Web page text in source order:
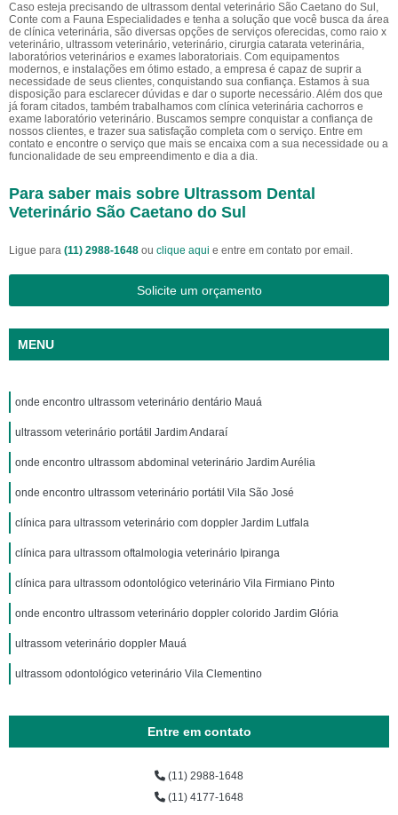
Caso esteja precisando de ultrassom dental veterinário São Caetano do Sul,
Conte com a Fauna Especialidades e tenha a solução que você busca da área
de clínica veterinária, são diversas opções de serviços oferecidas, como raio x
veterinário, ultrassom veterinário, veterinário, cirurgia catarata veterinária,
laboratórios veterinários e exames laboratoriais. Com equipamentos
modernos, e instalações em ótimo estado, a empresa é capaz de suprir a
necessidade de seus clientes, conquistando sua confiança. Estamos à sua
disposição para esclarecer dúvidas e dar o suporte necessário. Além dos que
já foram citados, também trabalhamos com clínica veterinária cachorros e
exame laboratório veterinário. Buscamos sempre conquistar a confiança de
nossos clientes, e trazer sua satisfação completa com o serviço. Entre em
contato e encontre o serviço que mais se encaixa com a sua necessidade ou a
funcionalidade de seu empreendimento e dia a dia.
Para saber mais sobre Ultrassom Dental
Veterinário São Caetano do Sul
Ligue para (11) 2988-1648 ou clique aqui e entre em contato por email.
Solicite um orçamento
MENU
onde encontro ultrassom veterinário dentário Mauá
ultrassom veterinário portátil Jardim Andaraí
onde encontro ultrassom abdominal veterinário Jardim Aurélia
onde encontro ultrassom veterinário portátil Vila São José
clínica para ultrassom veterinário com doppler Jardim Lutfala
clínica para ultrassom oftalmologia veterinário Ipiranga
clínica para ultrassom odontológico veterinário Vila Firmiano Pinto
onde encontro ultrassom veterinário doppler colorido Jardim Glória
ultrassom veterinário doppler Mauá
ultrassom odontológico veterinário Vila Clementino
Entre em contato
(11) 2988-1648
(11) 4177-1648